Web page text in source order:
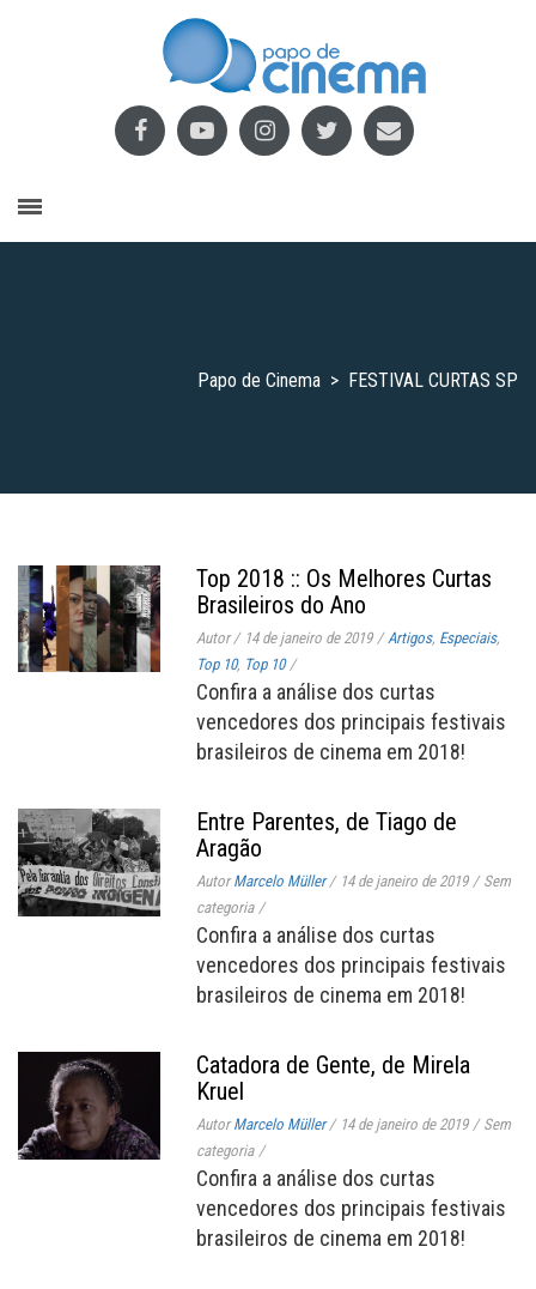
Papo de Cinema > FESTIVAL CURTAS SP
Top 2018 :: Os Melhores Curtas
Brasileiros do Ano
Autor/ 14 de janeiro de 2019 / Artigos, Especiais,
Top 10, Top 10 /
Confira a análise dos curtas
vencedores dos principais festivais
brasileiros de cinema em 2018!
Entre Parentes, de Tiago de
Aragão
AutorMarcelo Müller / 14 de janeiro de 2019 / Sem
categoria /
Confira a análise dos curtas
vencedores dos principais festivais
brasileiros de cinema em 2018!
Catadora de Gente, de Mirela
Kruel
AutorMarcelo Müller / 14 de janeiro de 2019 / Sem
categoria /
Confira a análise dos curtas
vencedores dos principais festivais
brasileiros de cinema em 2018!